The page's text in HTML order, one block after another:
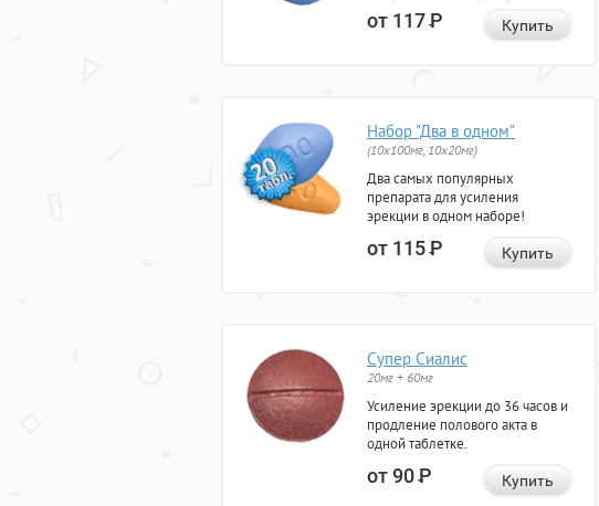
от 117Р Купить
Набор "Два в одном"
(10x100мг, 10x20мг)
Два самых популярных
препарата для усиления
эрекции в одном наборе!
от 115Р Купить
Супер Сиалис
20мг + 60мг
Усиление эрекции до 36 часов и
продление полового акта в
одной таблетке.
от 90Р Купить